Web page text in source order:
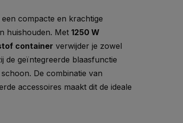
een compacte en krachtige
huishouden. Met 1250 W
container verwijder je zowel
de geïntegreerde blaasfunctie
De combinatie van
accessoires maakt dit de ideale